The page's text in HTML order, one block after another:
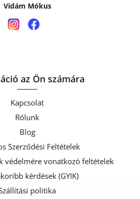
Vidám Mókus
az Ön számára
Kapcsolat
Rólunk
Blog
Szerződési Feltételek
védelmére vonatkozó feltételek
kérdések (GYIK)
politika